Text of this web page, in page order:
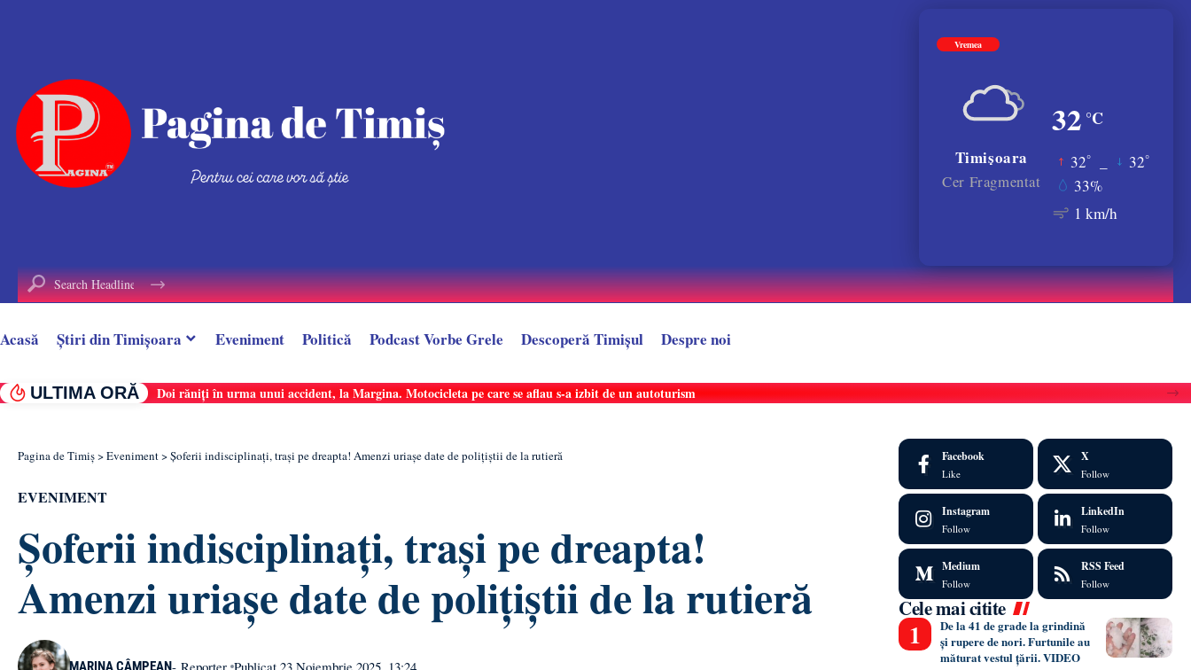
Vremea
32 °C
Timișoara
Cer Fragmentat
32° 32°
33%
1 km/h
Acasă Știri din Timișoara Eveniment Politică Podcast Vorbe Grele Descoperă Timișul Despre noi
ULTIMA ORĂ Doi răniți în urma unui accident, la Margina. Motocicleta pe care se aflau s-a izbit de un autoturism
Pagina de Timiș>Eveniment>Șoferii indisciplinați, trași pe dreapta! Amenzi uriașe date de polițiștii de la rutieră
EVENIMENT
Șoferii indisciplinați, trași pe dreapta!
Amenzi uriașe date de polițiștii de la rutieră
MARINA CÂMPEAN- Reporter Publicat 23 Noiembrie 2025, 13:24
Facebook
Like
X
Follow
Instagram
Follow
LinkedIn
Follow
Medium
Follow
RSS Feed
Follow
Cele mai citite
De la 41 de grade la grindină
și rupere de nori. Furtunile au
măturat vestul țării. VIDEO